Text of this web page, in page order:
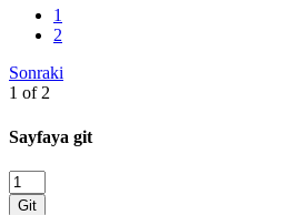
1
2
Sonraki
1 of 2
Sayfaya git
Git